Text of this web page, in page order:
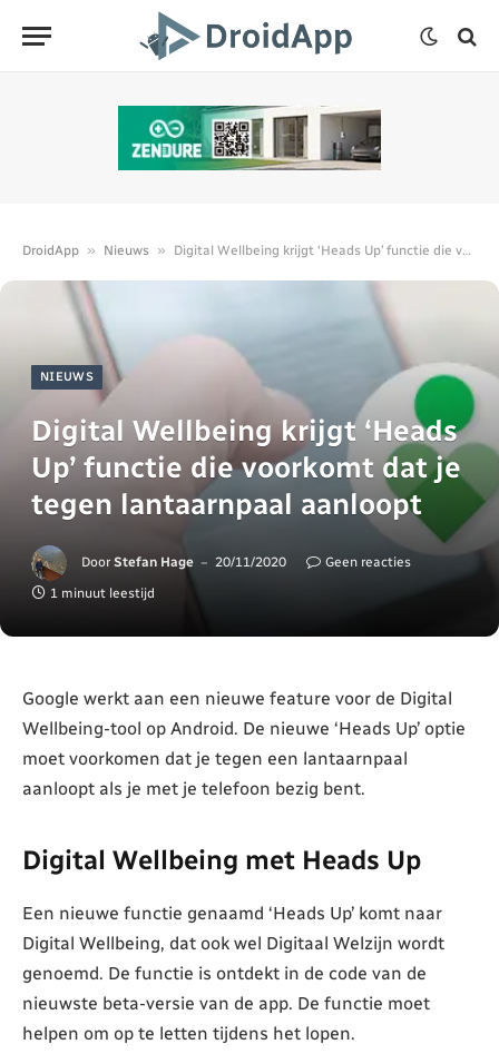
DroidApp » Nieuws » Digital Wellbeing krijgt ‘Heads Up’ functie die voorkomt dat je tegen lantaarnpaal aanloopt
NIEUWS
Digital Wellbeing krijgt ‘Heads
Up’ functie die voorkomt dat je
tegen lantaarnpaal aanloopt
Door Stefan Hage 20/11/2020
Geen reacties
1 minuut leestijd
Google werkt aan een nieuwe feature voor de Digital
Wellbeing-tool op Android. De nieuwe ‘Heads Up’ optie
moet voorkomen dat je tegen een lantaarnpaal
aanloopt als je met je telefoon bezig bent.
Digital Wellbeing met Heads Up
Een nieuwe functie genaamd ‘Heads Up’ komt naar
Digital Wellbeing, dat ook wel Digitaal Welzijn wordt
genoemd. De functie is ontdekt in de code van de
nieuwste beta-versie van de app. De functie moet
helpen om op te letten tijdens het lopen.